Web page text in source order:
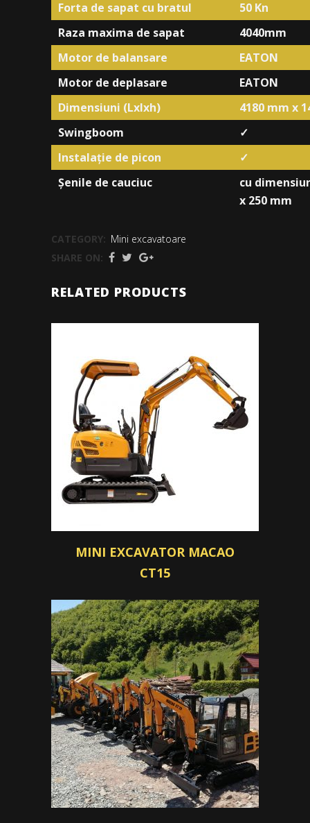
Forta de sapat cu bratul
50 Kn
Raza maxima de sapat
4040mm
Motor de balansare
EATON
Motor de deplasare
EATON
Dimensiuni (Lxlxh)
4180 mm x
Swingboom
✓
Instalație de picon
✓
Șenile de cauciuc
cu
x 250 mm
CATEGORY: Mini excavatoare
SHARE ON:
RELATED PRODUCTS
MINI EXCAVATOR MACAO
CT15